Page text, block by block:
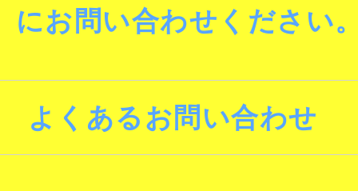
にお問い合わせください
よくあるお問い合わせ